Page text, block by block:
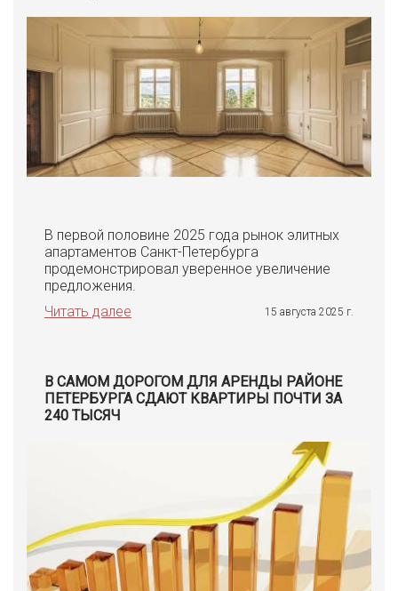
В первой половине 2025 года рынок элитных
апартаментов Санкт-Петербурга
продемонстрировал уверенное увеличение
предложения.
Читать далее
15 августа 2025 г.
В САМОМ ДОРОГОМ ДЛЯ АРЕНДЫ РАЙОНЕ
ПЕТЕРБУРГА СДАЮТ КВАРТИРЫ ПОЧТИ ЗА
240 ТЫСЯЧ